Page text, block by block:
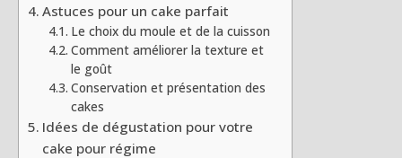
Astuces pour un cake parfait
Le choix du moule et de la cuisson
Comment améliorer la texture et
le goût
Conservation et présentation des
cakes
Idées de dégustation pour votre
cake pour régime